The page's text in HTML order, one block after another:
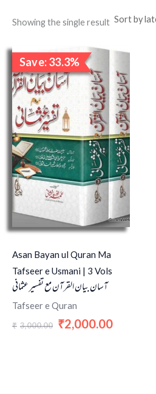
Showing the single result
Save: 33.3%
Sale!
Asan Bayan ul Quran Ma
Tafseer e Usmani | 3 Vols
آسان بیان القرآن مع تفسیر عثمانی
Tafseer e Quran
₹ 3,000.00
Original
price
was:
₹3,000.00.
₹2,000.00
Current
is:
₹2,000.00.